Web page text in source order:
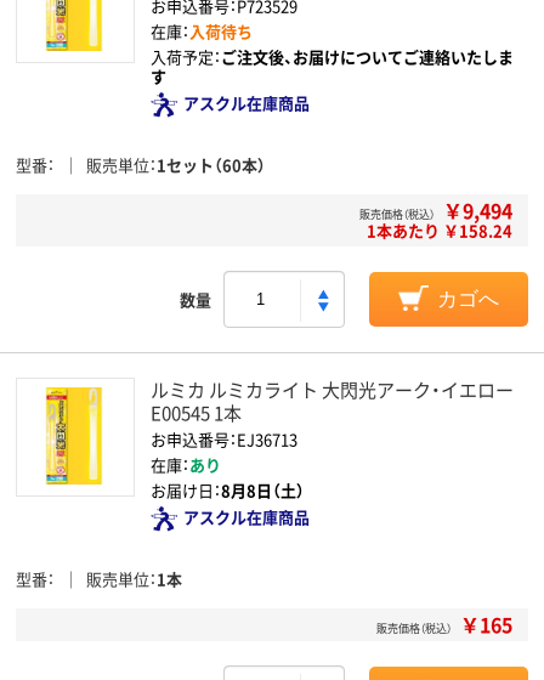
お申込番号：P723529
在庫：入荷待ち
入荷予定：ご注文後、お届けについてご連絡いたしま
す
アスクル在庫商品
型番 販売単位 1セット（60本）
販売価格（税込） ￥9,494
1本あたり ￥158.24
数量 カゴへ
ルミカ ルミカライト 大閃光アーク・イエロー
E00545 1本
お申込番号：EJ36713
在庫：あり
お届け日：8月8日（土）
アスクル在庫商品
型番 販売単位 1本
販売価格（税込） ￥165